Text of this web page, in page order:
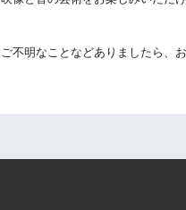
ご不明なことなどありましたら、